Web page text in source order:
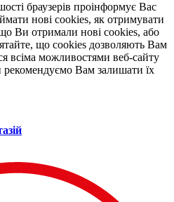
браузерів проінформує Вас
нові cookies, як отримувати
Ви отримали нові cookies, або
що cookies дозволяють Вам
всіма можливостями веб-сайту
рекомендуємо Вам залишати їх